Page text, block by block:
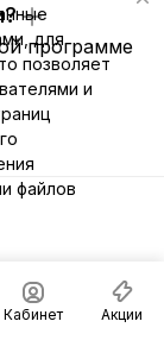
программе
Кабинет Акции
для
позволяет
и
файлов